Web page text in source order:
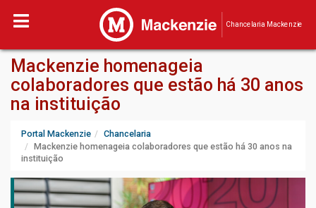
Chancelaria Mackenzie
Mackenzie homenageia
colaboradores que estão há 30 anos
na instituição
Portal Mackenzie
Chancelaria
Mackenzie homenageia colaboradores que estão há 30 anos na
instituição